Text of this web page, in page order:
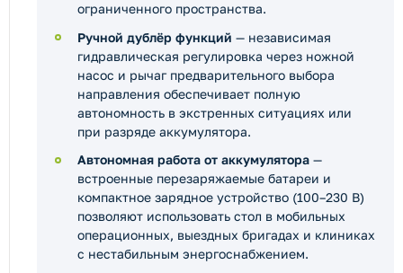
ограниченного пространства.
Ручной дублёр функций — независимая
гидравлическая регулировка через ножной
насос и рычаг предварительного выбора
направления обеспечивает полную
автономность в экстренных ситуациях или
при разряде аккумулятора.
Автономная работа от аккумулятора —
встроенные перезаряжаемые батареи и
компактное зарядное устройство (100–230 В)
позволяют использовать стол в мобильных
операционных, выездных бригадах и клиниках
с нестабильным энергоснабжением.